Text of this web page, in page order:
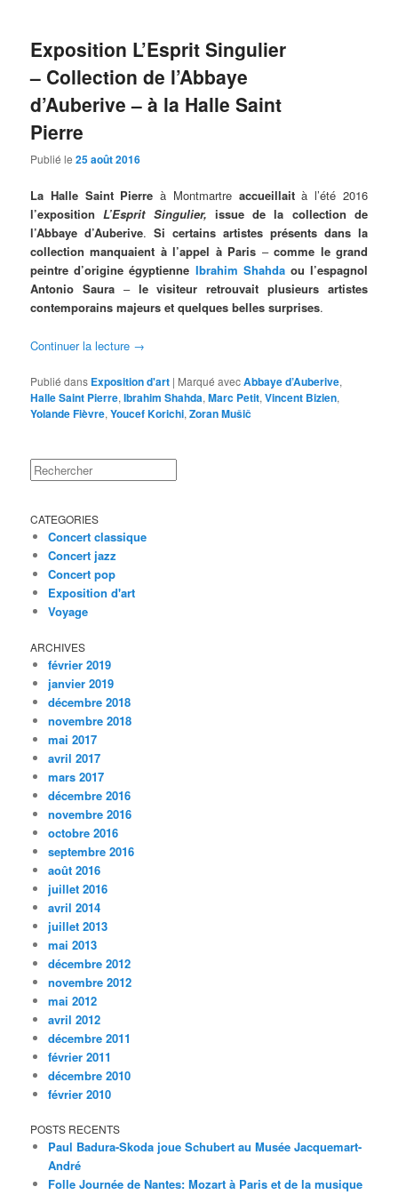
Exposition L’Esprit Singulier
– Collection de l’Abbaye
d’Auberive – à la Halle Saint
Pierre
Publié le25 août 2016
La Halle Saint Pierre à Montmartre accueillaità l’été 2016
l’expositionL’Esprit Singulier, issue de la collection de
l’Abbaye d’Auberive.Si certains artistes présents dans la
collection manquaient à l’appel à Paris –comme le grand
peintre d’origine égyptienne Ibrahim Shahdaou l’espagnol
Antonio Saura – le visiteur retrouvait plusieurs artistes
contemporains majeurs et quelques belles surprises.
Continuer la lecture →
Publié dans Exposition d'art | Marqué avecAbbaye d’Auberive,
Halle Saint Pierre,Ibrahim Shahda,Marc Petit,Vincent Bizien,
Yolande Fièvre,Youcef Korichi,Zoran Mušič
Rechercher
CATEGORIES
Concert classique
Concert jazz
Concert pop
Exposition d'art
Voyage
ARCHIVES
février 2019
janvier 2019
décembre 2018
novembre 2018
mai 2017
avril 2017
mars 2017
décembre 2016
novembre 2016
octobre 2016
septembre 2016
août 2016
juillet 2016
avril 2014
juillet 2013
mai 2013
décembre 2012
novembre 2012
mai 2012
avril 2012
décembre 2011
février 2011
décembre 2010
février 2010
POSTS RECENTS
Paul Badura-Skoda joue Schubert au Musée Jacquemart-
André
Folle Journée de Nantes: Mozart à Paris et de la musique